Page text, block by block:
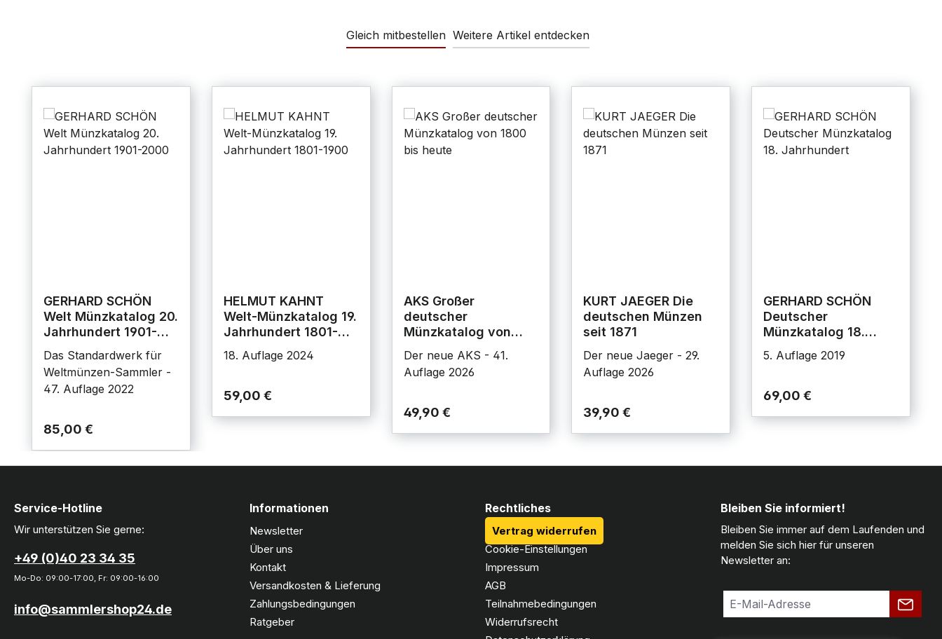
Gleich mitbestellen Weitere Artikel entdecken
GERHARD SCHÖN
Welt Münzkatalog 20.
Jahrhundert 1901-
Das Standardwerk für
Weltmünzen-Sammler -
47. Auflage 2022
85,00 €
HELMUT KAHNT
Welt-Münzkatalog 19.
Jahrhundert 1801-
18. Auflage 2024
59,00 €
AKS Großer
deutscher
Münzkatalog von
Der neue AKS - 41.
Auflage 2026
49,90 €
KURT JAEGER Die
deutschen Münzen
seit 1871
Der neue Jaeger - 29.
Auflage 2026
39,90 €
GERHARD SCHÖN
Deutscher
Münzkatalog 18.
5. Auflage 2019
69,00 €
Service-Hotline
Wir unterstützen Sie gerne:
+49 (0)40 23 34 35
Mo-Do: 09:00-17:00, Fr: 09:00-16:00
info@sammlershop24.de
Informationen
Newsletter
Über uns
Kontakt
Versandkosten & Lieferung
Zahlungsbedingungen
Ratgeber
Rechtliches
Vertrag widerrufen
Cookie-Einstellungen
Impressum
AGB
Teilnahmebedingungen
Widerrufsrecht
Bleiben Sie informiert!
Bleiben Sie immer auf dem Laufenden und
melden Sie sich hier für unseren
Newsletter an: